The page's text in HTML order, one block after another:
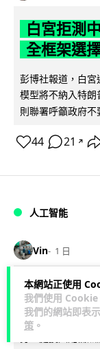
本網站正使用
我們使用 Cookie
我們的網站即表
策 。
白宮拒測
全框架選
彭博社報道，白
模型將不納入特
則聯署呼籲政府不
44 21 ↗
人工智能
Vin 1 日
地盤偷吸
感無人機